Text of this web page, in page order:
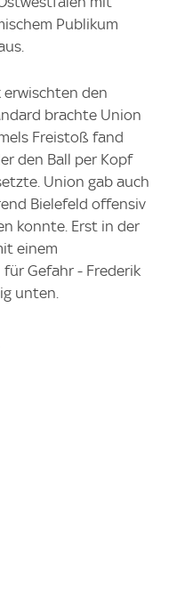
Publikum
erwischten den
brachte Union
Freistoß fand
den Ball per Kopf
Union gab auch
Bielefeld offensiv
konnte. Erst in der
einem
Gefahr - Frederik
unten.